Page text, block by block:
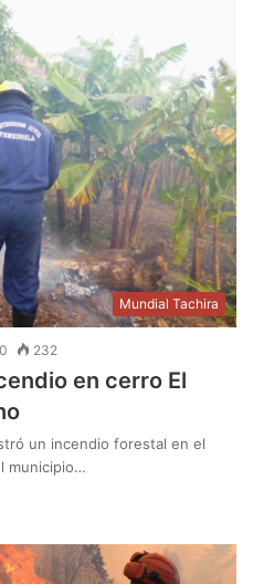
Mundial Tachira
0 232
en cerro El
un incendio forestal en el
municipio…